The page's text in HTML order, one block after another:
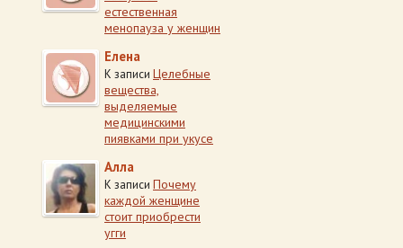
естественная
менопауза у женщин
Елена
К записи Целебные
вещества,
выделяемые
медицинскими
пиявками при укусе
Алла
К записи Почему
каждой женщине
стоит приобрести
угги